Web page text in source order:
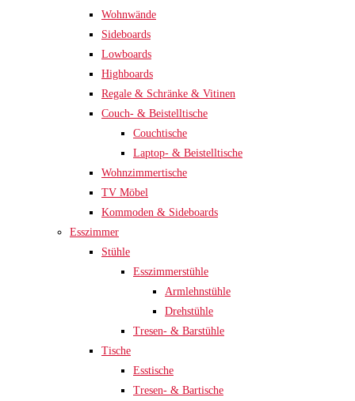
Wohnwände
Sideboards
Lowboards
Highboards
Regale & Schränke & Vitinen
Couch- & Beistelltische
Couchtische
Laptop- & Beistelltische
Wohnzimmertische
TV Möbel
Kommoden & Sideboards
Esszimmer
Stühle
Esszimmerstühle
Armlehnstühle
Drehstühle
Tresen- & Barstühle
Tische
Esstische
Tresen- & Bartische